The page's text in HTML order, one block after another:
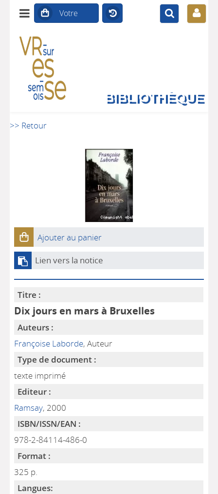
BIBLIOTHÈQUE
>> Retour
Ajouter au panier
Lien vers la notice
Titre :
Dix jours en mars à Bruxelles
Auteurs :
Françoise Laborde, Auteur
Type de document :
texte imprimé
Editeur :
Ramsay, 2000
ISBN/ISSN/EAN :
978-2-84114-486-0
Format :
325 p.
Langues: